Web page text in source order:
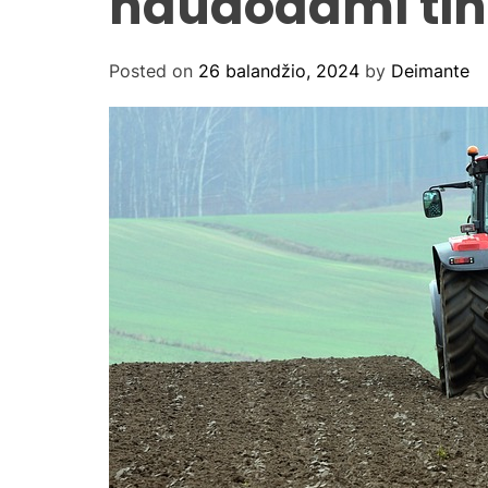
Posted on 26 balandžio, 2024 by Deimante